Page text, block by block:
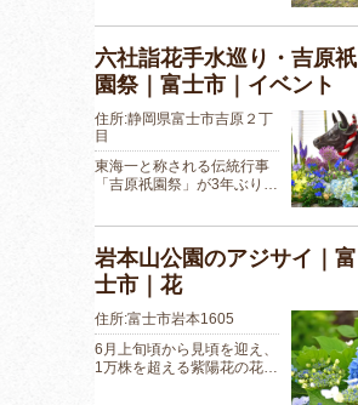
六社詣花手水巡り・吉原祇
園祭｜富士市｜イベント
住所:静岡県富士市吉原２丁
目
東海一と称される伝統行事
「吉原祇園祭」が3年ぶり…
岩本山公園のアジサイ｜富
士市｜花
住所:富士市岩本1605
6月上旬頃から見頃を迎え、
1万株を超える紫陽花の花…